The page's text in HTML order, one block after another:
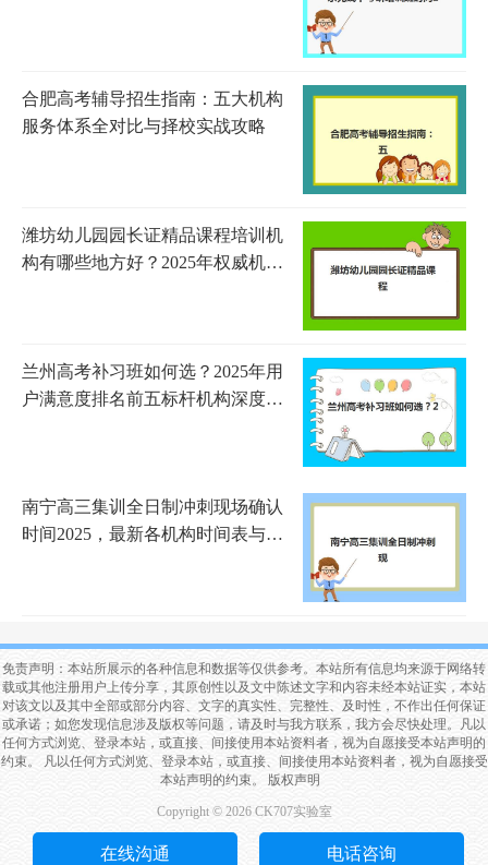
合肥高考辅导招生指南：五大机构
服务体系全对比与择校实战攻略
潍坊幼儿园园长证精品课程培训机
构有哪些地方好？2025年权威机构
兰州高考补习班如何选？2025年用
户满意度排名前五标杆机构深度解
南宁高三集训全日制冲刺现场确认
时间2025，最新各机构时间表与材
免责声明：本站所展示的各种信息和数据等仅供参考。本站所有信息均来源于网络转
载或其他注册用户上传分享，其原创性以及文中陈述文字和内容未经本站证实，本站
对该文以及其中全部或部分内容、文字的真实性、完整性、及时性，不作出任何保证
或承诺；如您发现信息涉及版权等问题，请及时与我方联系，我方会尽快处理。凡以
任何方式浏览、登录本站，或直接、间接使用本站资料者，视为自愿接受本站声明的
约束。 凡以任何方式浏览、登录本站，或直接、间接使用本站资料者，视为自愿接受
本站声明的约束。
版权声明
Copyright © 2026 CK707实验室​
在线沟通 电话咨询